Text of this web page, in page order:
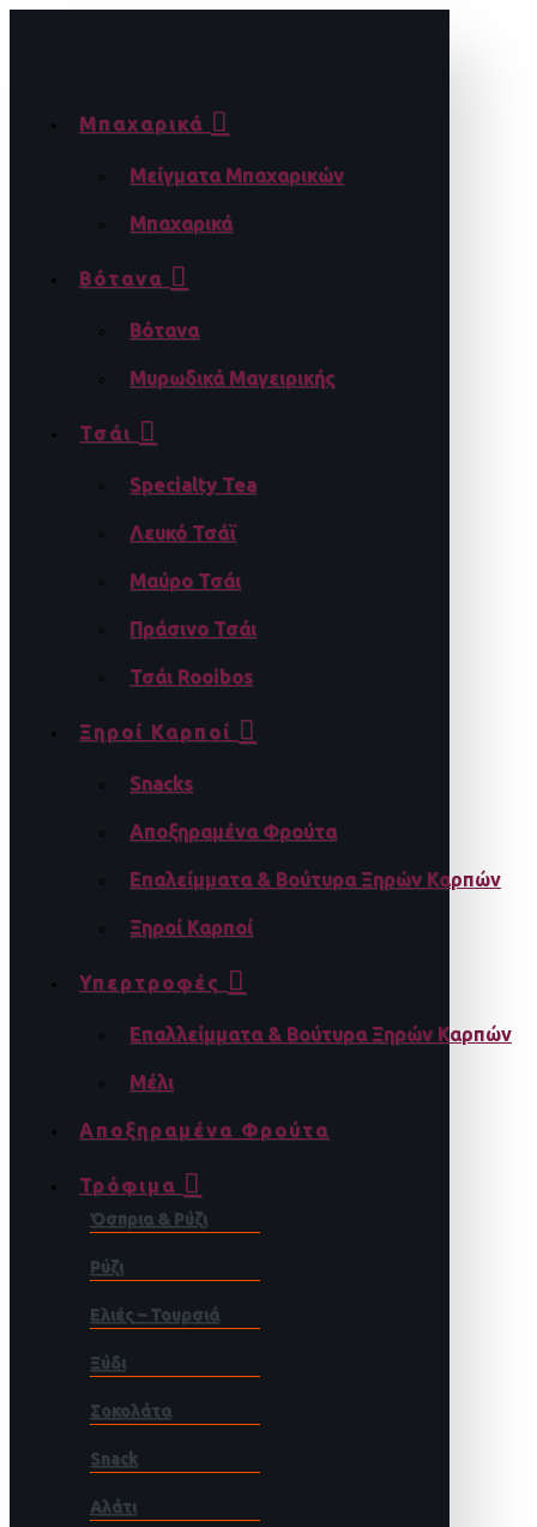
Μπαχαρικά
Μείγματα Μπαχαρικών
Μπαχαρικά
Βότανα
Βότανα
Μυρωδικά Μαγειρικής
Τσάι
Specialty Tea
Λευκό Τσάϊ
Μαύρο Τσάι
Πράσινο Τσάι
Τσάι Rooibos
Ξηροί Καρποί
Snacks
Αποξηραμένα Φρούτα
Επαλείμματα & Βούτυρα Ξηρών Καρπών
Ξηροί Καρποί
Υπερτροφές
Επαλλείμματα & Βούτυρα Ξηρών Καρπών
Μέλι
Αποξηραμένα Φρούτα
Τρόφιμα
Όσπρια & Ρύζι
Ρύζι
Ελιές – Τουρσιά
Ξύδι
Σοκολάτα
Snack
Αλάτι